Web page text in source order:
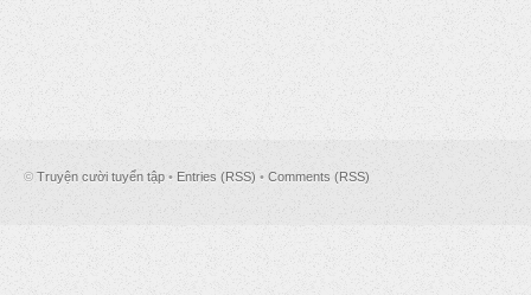
© Truyện cười tuyển tập • Entries (RSS) • Comments (RSS)